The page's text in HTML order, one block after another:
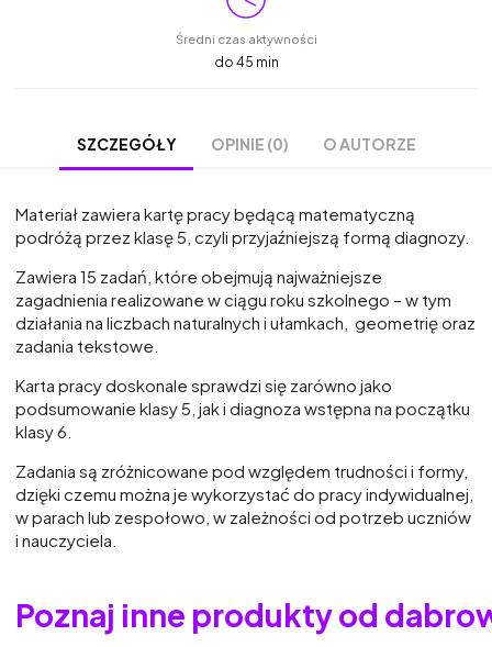
Średni czas aktywności
do 45 min
SZCZEGÓŁY OPINIE (0) O AUTORZE
Materiał zawiera kartę pracy będącą matematyczną
podróżą przez klasę 5, czyli przyjaźniejszą formą diagnozy.
Zawiera 15 zadań, które obejmują najważniejsze
zagadnienia realizowane w ciągu roku szkolnego – w tym
działania na liczbach naturalnych i ułamkach, geometrię oraz
zadania tekstowe.
Karta pracy doskonale sprawdzi się zarówno jako
podsumowanie klasy 5, jak i diagnoza wstępna na początku
klasy 6.
Zadania są zróżnicowane pod względem trudności i formy,
dzięki czemu można je wykorzystać do pracy indywidualnej,
w parach lub zespołowo, w zależności od potrzeb uczniów
i nauczyciela.
Poznaj inne produkty od